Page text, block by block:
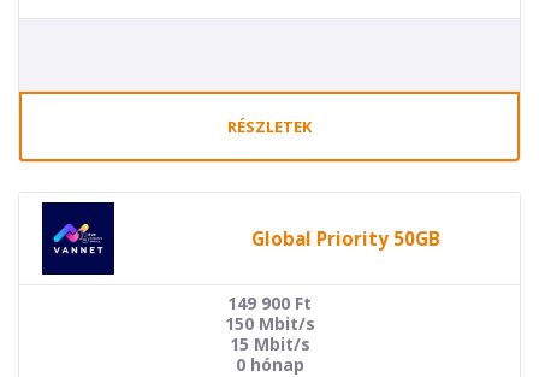
RÉSZLETEK
Global Priority 50GB
149 900 Ft
150 Mbit/s
15 Mbit/s
0 hónap